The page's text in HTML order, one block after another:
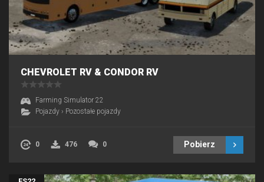
CHEVROLET RV & CONDOR RV
Farming Simulator 22
Pojazdy › Pozostałe pojazdy
0 476 0 Pobierz